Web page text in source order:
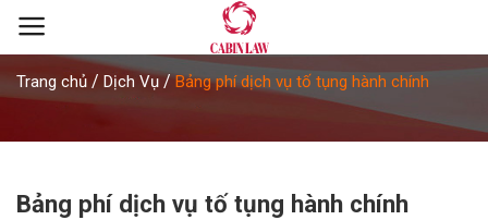
Skip
Trang chủ / Dịch Vụ/Bảng phí dịch vụ tố tụng hành chính
Bảng phí dịch vụ tố tụng hành chính